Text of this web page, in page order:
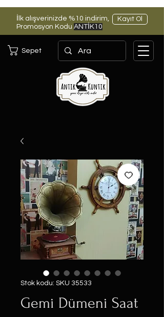
İlk alışverinizde %10 indirim,
Promosyon Kodu ANTİK10
Kayıt Ol
Sepet
Stok kodu: SKU 35533
Gemi Dümeni Saat